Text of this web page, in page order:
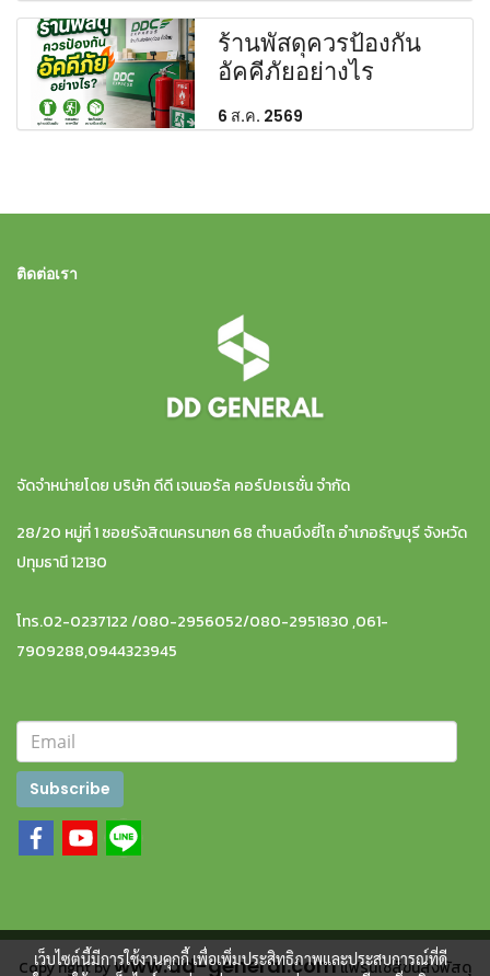
ร้านพัสดุควรป้องกัน
อัคคีภัยอย่างไร
6 ส.ค. 2569
ติดต่อเรา
จัดจำหน่ายโดย บริษัท ดีดี เจเนอรัล คอร์ปอเรชั่น จำกัด
28/20 หมู่ที่ 1 ซอยรังสิตนครนายก 68 ตำบลบึงยี่โถ อำเภอธัญบุรี จังหวัด
ปทุมธานี 12130
โทร.02-0237122 /080-2956052/080-2951830 ,061-
7909288,0944323945
Subscribe
Copy right bywww.dd-general.comแฟรนไชส์ขนส่งพัสดุ
เว็บไซต์นี้มีการใช้งานคุกกี้ เพื่อเพิ่มประสิทธิภาพและประสบการณ์ที่ดี